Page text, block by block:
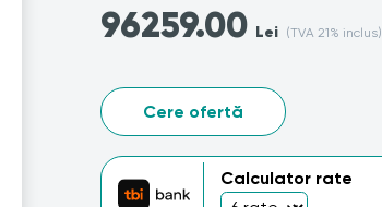
96259.00 Lei (TVA 21% inclus)
Cere ofertă
Calculator rate